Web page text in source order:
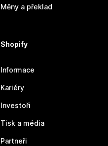
Měny a překlad
Shopify
Informace
Kariéry
Investoři
Tisk a média
Partneři